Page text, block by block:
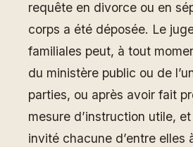
requête en divorce ou en
corps a été déposée. Le
familiales peut, à tout
du ministère public ou de
parties, ou après avoir fait
mesure d’instruction utile,
invité chacune d’entre elles